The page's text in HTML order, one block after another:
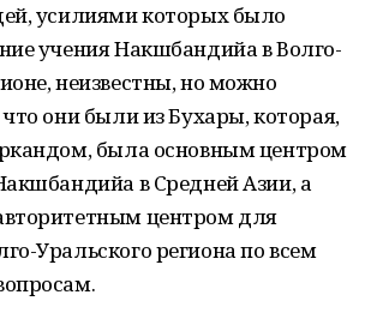
усилиями которых было
учения Накшбандийа в Волго-
неизвестны, но можно
они были из Бухары, которая,
была основным центром
в Средней Азии, а
центром для
Уральского региона по всем